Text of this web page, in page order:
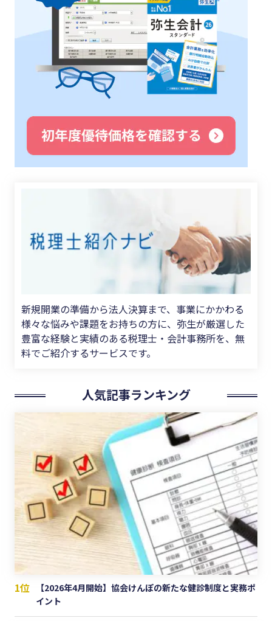
新規開業の準備から法人決算まで、事業にかかわる
様々な悩みや課題をお持ちの方に、弥生が厳選した
豊富な経験と実績のある税理士・会計事務所を、無
料でご紹介するサービスです。
人気記事ランキング
1位
【2026年4月開始】協会けんぽの新たな健診制度と実務ポ
イント